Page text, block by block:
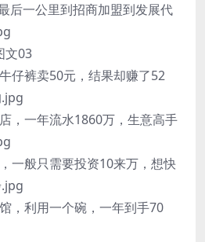
后一公里到招商加盟到发展代
文03
仔裤卖50元，结果却赚了52
，一年流水1860万，生意高手
一般只需要投资10来万，想快
，利用一个碗，一年到手70